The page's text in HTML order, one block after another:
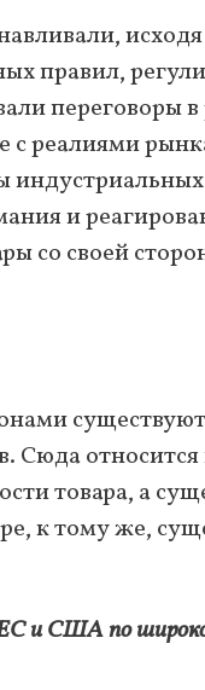
правил,
переговоры
реалиями
и
со своей
Сюда
товара, а
к тому же,
и США по